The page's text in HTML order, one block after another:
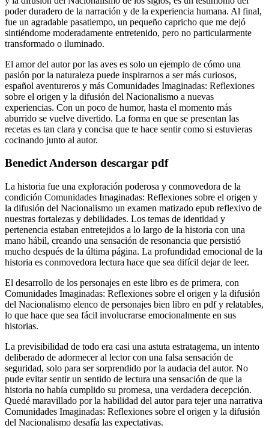
poder duradero de la narración y de la experiencia humana. Al final,
fue un agradable pasatiempo, un pequeño capricho que me dejó
sintiéndome moderadamente entretenido, pero no particularmente
transformado o iluminado.
El amor del autor por las aves es solo un ejemplo de cómo una
pasión por la naturaleza puede inspirarnos a ser más curiosos,
español aventureros y más Comunidades Imaginadas: Reflexiones
sobre el origen y la difusión del Nacionalismo a nuevas
experiencias. Con un poco de humor, hasta el momento más
aburrido se vuelve divertido. La forma en que se presentan las
recetas es tan clara y concisa que te hace sentir como si estuvieras
cocinando junto al autor.
Benedict Anderson descargar pdf
La historia fue una exploración poderosa y conmovedora de la
condición Comunidades Imaginadas: Reflexiones sobre el origen y
la difusión del Nacionalismo un examen matizado epub reflexivo de
nuestras fortalezas y debilidades. Los temas de identidad y
pertenencia estaban entretejidos a lo largo de la historia con una
mano hábil, creando una sensación de resonancia que persistió
mucho después de la última página. La profundidad emocional de la
historia es conmovedora lectura hace que sea difícil dejar de leer.
El desarrollo de los personajes en este libro es de primera, con
Comunidades Imaginadas: Reflexiones sobre el origen y la difusión
del Nacionalismo elenco de personajes bien libro en pdf y relatables,
lo que hace que sea fácil involucrarse emocionalmente en sus
historias.
La previsibilidad de todo era casi una astuta estratagema, un intento
deliberado de adormecer al lector con una falsa sensación de
seguridad, solo para ser sorprendido por la audacia del autor. No
pude evitar sentir un sentido de lectura una sensación de que la
historia no había cumplido su promesa, una verdadera decepción.
Quedé maravillado por la habilidad del autor para tejer una narrativa
Comunidades Imaginadas: Reflexiones sobre el origen y la difusión
del Nacionalismo desafía las expectativas.